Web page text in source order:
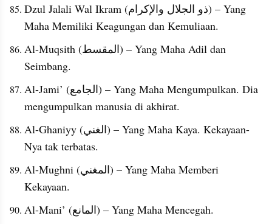
Dzul Jalali Wal Ikram (ذو الجلال والإكرام) – Yang
Maha Memiliki Keagungan dan Kemuliaan.
Al-Muqsith (المقسط) – Yang Maha Adil dan
Seimbang.
Al-Jami’ (الجامع) – Yang Maha Mengumpulkan. Dia
mengumpulkan manusia di akhirat.
Al-Ghaniyy (الغني) – Yang Maha Kaya. Kekayaan-
Nya tak terbatas.
Al-Mughni (المغني) – Yang Maha Memberi
Kekayaan.
Al-Mani’ (المانع) – Yang Maha Mencegah.